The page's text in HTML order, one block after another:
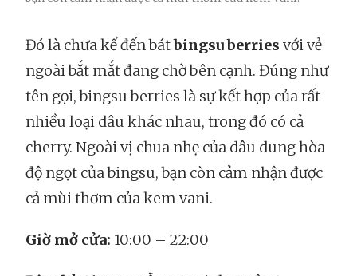
Đó là chưa kể đến bátbingsu berries với vẻ
ngoài bắt mắt đang chờ bên cạnh. Đúng như
tên gọi, bingsu berries là sự kết hợp của rất
nhiều loại dâu khác nhau, trong đó có cả
cherry. Ngoài vị chua nhẹ của dâu dung hòa
độ ngọt của bingsu, bạn còn cảm nhận được
cả mùi thơm của kem vani.
Giờ mở cửa: 10:00 – 22:00